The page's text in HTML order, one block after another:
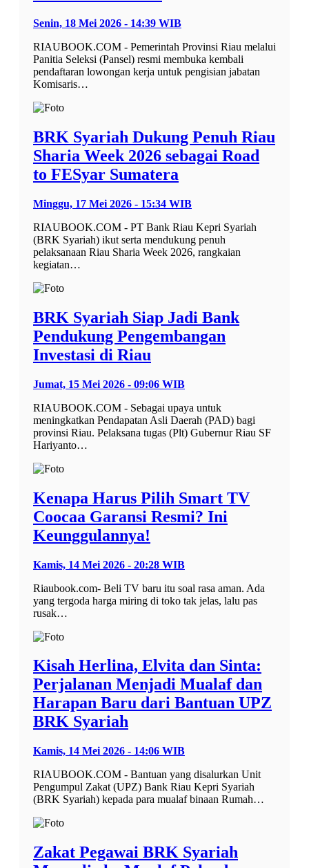
Senin, 18 Mei 2026 - 14:39 WIB
RIAUBOOK.COM - Pemerintah Provinsi Riau melalui
Panitia Seleksi (Pansel) resmi membuka kembali
pendaftaran lowongan kerja untuk pengisian jabatan
Komisaris…
BRK Syariah Dukung Penuh Riau
Sharia Week 2026 sebagai Road
to FESyar Sumatera
Minggu, 17 Mei 2026 - 15:34 WIB
RIAUBOOK.COM - PT Bank Riau Kepri Syariah
(BRK Syariah) ikut serta mendukung penuh
pelaksanaan Riau Sharia Week 2026, rangkaian
kegiatan…
BRK Syariah Siap Jadi Bank
Pendukung Pengembangan
Investasi di Riau
Jumat, 15 Mei 2026 - 09:06 WIB
RIAUBOOK.COM - Sebagai upaya untuk
meningkatkan Pendapatan Asli Daerah (PAD) bagi
provinsi Riau. Pelaksana tugas (Plt) Gubernur Riau SF
Hariyanto…
Kenapa Harus Pilih Smart TV
Coocaa Garansi Resmi? Ini
Keunggulannya!
Kamis, 14 Mei 2026 - 20:28 WIB
Riaubook.com- Beli TV baru itu soal rasa aman. Ada
yang tergoda harga miring di toko tak jelas, lalu pas
rusak…
Kisah Herlina, Elvita dan Sinta:
Perjalanan Menjadi Mualaf dan
Harapan Baru dari Bantuan UPZ
BRK Syariah
Kamis, 14 Mei 2026 - 14:06 WIB
RIAUBOOK.COM - Bantuan yang disalurkan Unit
Pengumpul Zakat (UPZ) Bank Riau Kepri Syariah
(BRK Syariah) kepada para mualaf binaan Rumah…
Zakat Pegawai BRK Syariah